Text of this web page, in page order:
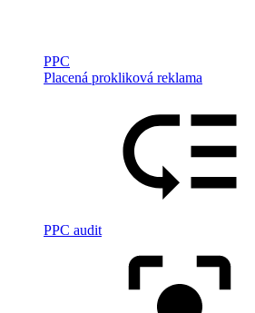
PPC
Placená prokliková reklama
PPC audit